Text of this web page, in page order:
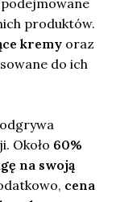
produktów.
kremy oraz
do ich
odgrywa
Około 60%
na swoją
cena